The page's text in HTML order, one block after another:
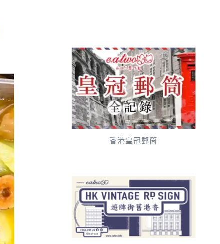
香港皇冠郵筒